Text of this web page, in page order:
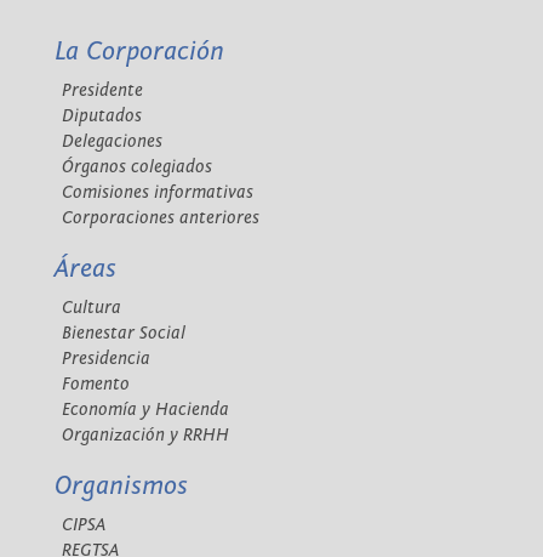
La Corporación
Presidente
Diputados
Delegaciones
Órganos colegiados
Comisiones informativas
Corporaciones anteriores
Áreas
Cultura
Bienestar Social
Presidencia
Fomento
Economía y Hacienda
Organización y RRHH
Organismos
CIPSA
REGTSA